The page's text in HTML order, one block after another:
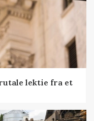
lektie fra et